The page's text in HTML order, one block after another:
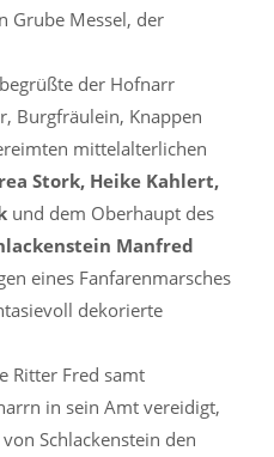
Grube Messel, der
der Hofnarr
Burgfräulein, Knappen
mittelalterlichen
Stork, Heike Kahlert,
und dem Oberhaupt des
Manfred
eines Fanfarenmarsches
dekorierte
Ritter Fred samt
in sein Amt vereidigt,
Schlackenstein den